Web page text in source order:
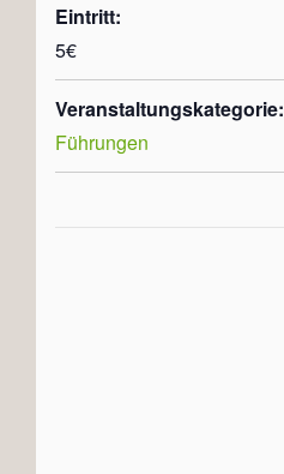
Eintritt:
5€
Veranstaltungskategorie:
Führungen